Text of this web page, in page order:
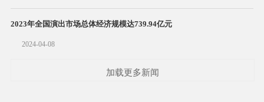
2023年全国演出市场总体经济规模达739.94亿元
2024-04-08
加载更多新闻